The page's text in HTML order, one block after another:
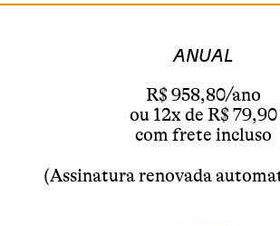
ANUAL
R$ 958,80/ano
ou 12x de R$ 79,90
com frete incluso
(Assinatura renovada